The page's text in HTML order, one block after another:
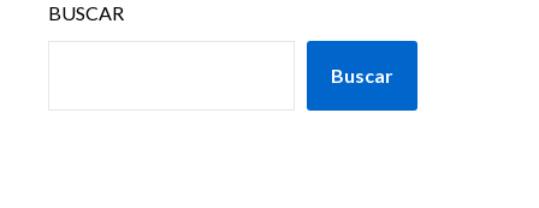
BUSCAR
Buscar